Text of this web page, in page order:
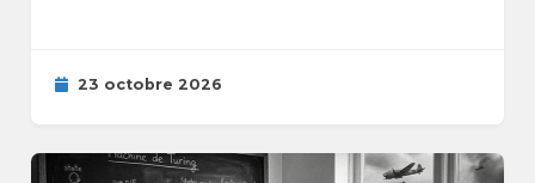
23 octobre 2026